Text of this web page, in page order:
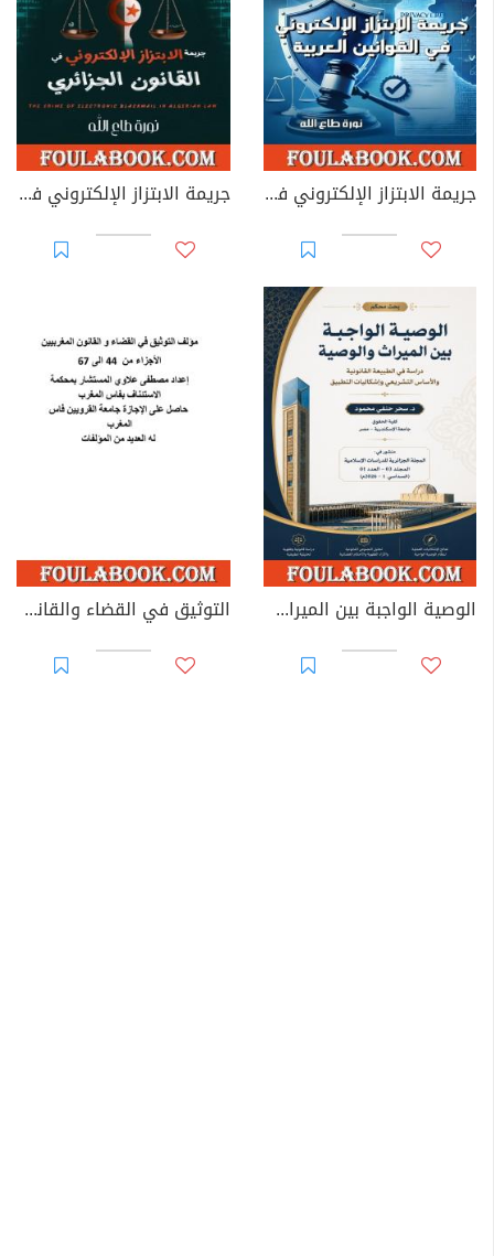
جريمة الابتزاز الإلكتروني في القوانين العربية جريمة الابتزاز الإلكتروني في القانون الجزائري
الوصية الواجبة بين الميراث والوصية: دراسة في الطبيعة القانونية والأساس التشريعي وإشكاليات التطبيق التوثيق في القضاء والقانون المغربيين - الأجزاء من 44 إلى 67